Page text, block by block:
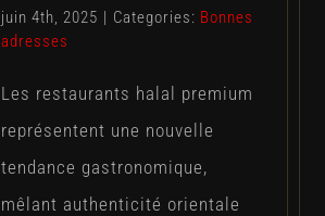
juin 4th, 2025 | Categories: Bonnes
adresses
Les restaurants halal premium
représentent une nouvelle
tendance gastronomique,
mêlant authenticité orientale